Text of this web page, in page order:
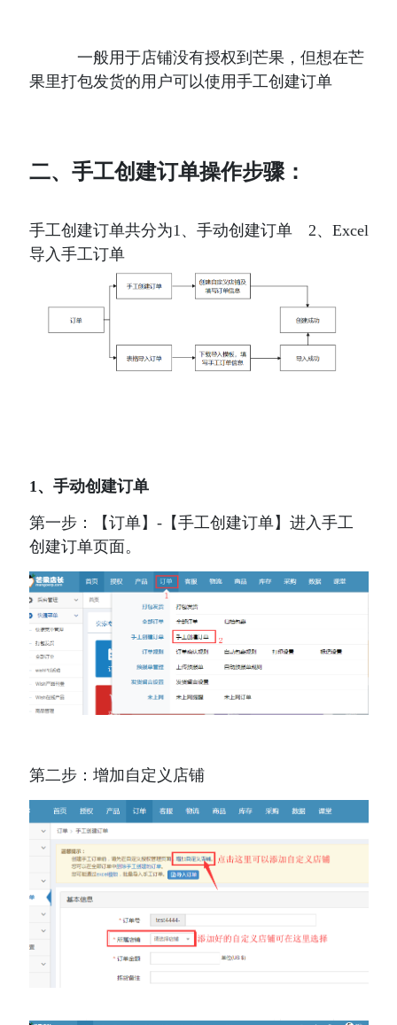
一般用于店铺没有授权到芒果，但想在芒
果里打包发货的用户可以使用手工创建订单
二、手工创建订单操作步骤：
手工创建订单共分为1、手动创建订单   2、 Excel
导入手工订单
1、手动创建订单
第一步：【订单】-【手工创建订单】进入手工
创建订单页面。
第二步：增加自定义店铺